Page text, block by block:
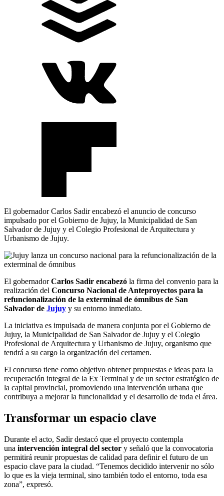
El gobernador Carlos Sadir encabezó el anuncio de concurso
impulsado por el Gobierno de Jujuy, la Municipalidad de San
Salvador de Jujuy y el Colegio Profesional de Arquitectura y
Urbanismo de Jujuy.
El gobernadorCarlos Sadir encabezó la firma del convenio para la
realización del Concurso Nacional de Anteproyectos para la
refuncionalización de la exterminal de ómnibus de San
Salvador de Jujuy y su entorno inmediato.
La iniciativa es impulsada de manera conjunta por el Gobierno de
Jujuy, la Municipalidad de San Salvador de Jujuy y el Colegio
Profesional de Arquitectura y Urbanismo de Jujuy, organismo que
tendrá a su cargo la organización del certamen.
El concurso tiene como objetivo obtener propuestas e ideas para la
recuperación integral de la Ex Terminal y de un sector estratégico de
la capital provincial, promoviendo una intervención urbana que
contribuya a mejorar la funcionalidad y el desarrollo de toda el área.
Transformar un espacio clave
Durante el acto, Sadir destacó que el proyecto contempla
una intervención integral del sector y señaló que la convocatoria
permitirá reunir propuestas de calidad para definir el futuro de un
espacio clave para la ciudad. “Tenemos decidido intervenir no sólo
lo que es la vieja terminal, sino también todo el entorno, toda esa
zona”, expresó.